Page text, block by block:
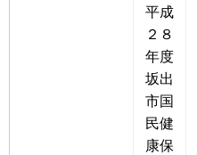
平成
２８
年度
坂出
市国
民健
康保